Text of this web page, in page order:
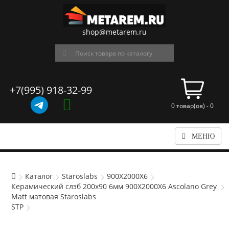
shop@metarem.ru
+7(995) 918-32-99
0 товар(ов) - 0
МЕНЮ
Каталог Staroslabs
900X2000X6
Керамический слэб 200x90 6мм 900X2000X6 Ascolano Grey
Matt матовая Staroslabs
STP